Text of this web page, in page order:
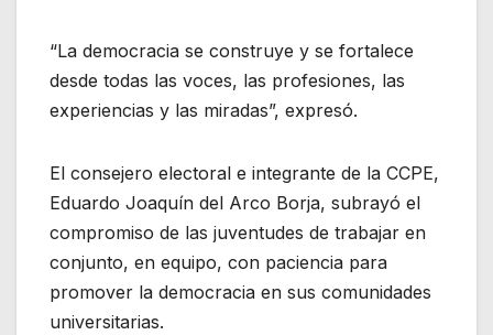
“La democracia se construye y se fortalece
desde todas las voces, las profesiones, las
experiencias y las miradas”, expresó.
El consejero electoral e integrante de la CCPE,
Eduardo Joaquín del Arco Borja, subrayó el
compromiso de las juventudes de trabajar en
conjunto, en equipo, con paciencia para
promover la democracia en sus comunidades
universitarias.